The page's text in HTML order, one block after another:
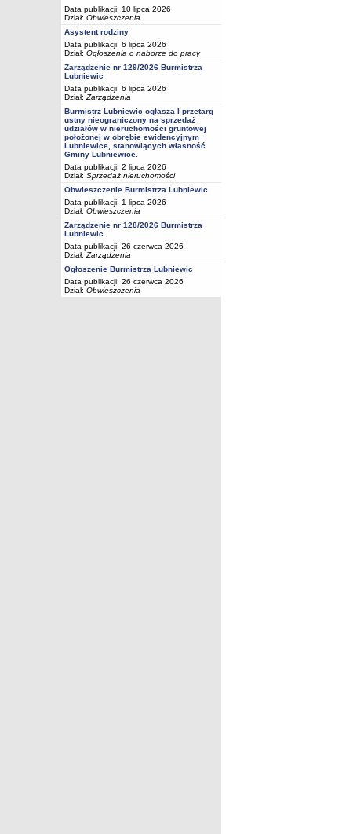
Data publikacji: 10 lipca 2026
Dział: Obwieszczenia
Asystent rodziny
Data publikacji: 6 lipca 2026
Dział: Ogłoszenia o naborze do pracy
Zarządzenie nr 129/2026 Burmistrza
Lubniewic
Data publikacji: 6 lipca 2026
Dział: Zarządzenia
Burmistrz Lubniewic ogłasza I przetarg
ustny nieograniczony na sprzedaż
udziałów w nieruchomości gruntowej
położonej w obrębie ewidencyjnym
Lubniewice, stanowiących własność
Gminy Lubniewice.
Data publikacji: 2 lipca 2026
Dział: Sprzedaż nieruchomości
Obwieszczenie Burmistrza Lubniewic
Data publikacji: 1 lipca 2026
Dział: Obwieszczenia
Zarządzenie nr 128/2026 Burmistrza
Lubniewic
Data publikacji: 26 czerwca 2026
Dział: Zarządzenia
Ogłoszenie Burmistrza Lubniewic
Data publikacji: 26 czerwca 2026
Dział: Obwieszczenia